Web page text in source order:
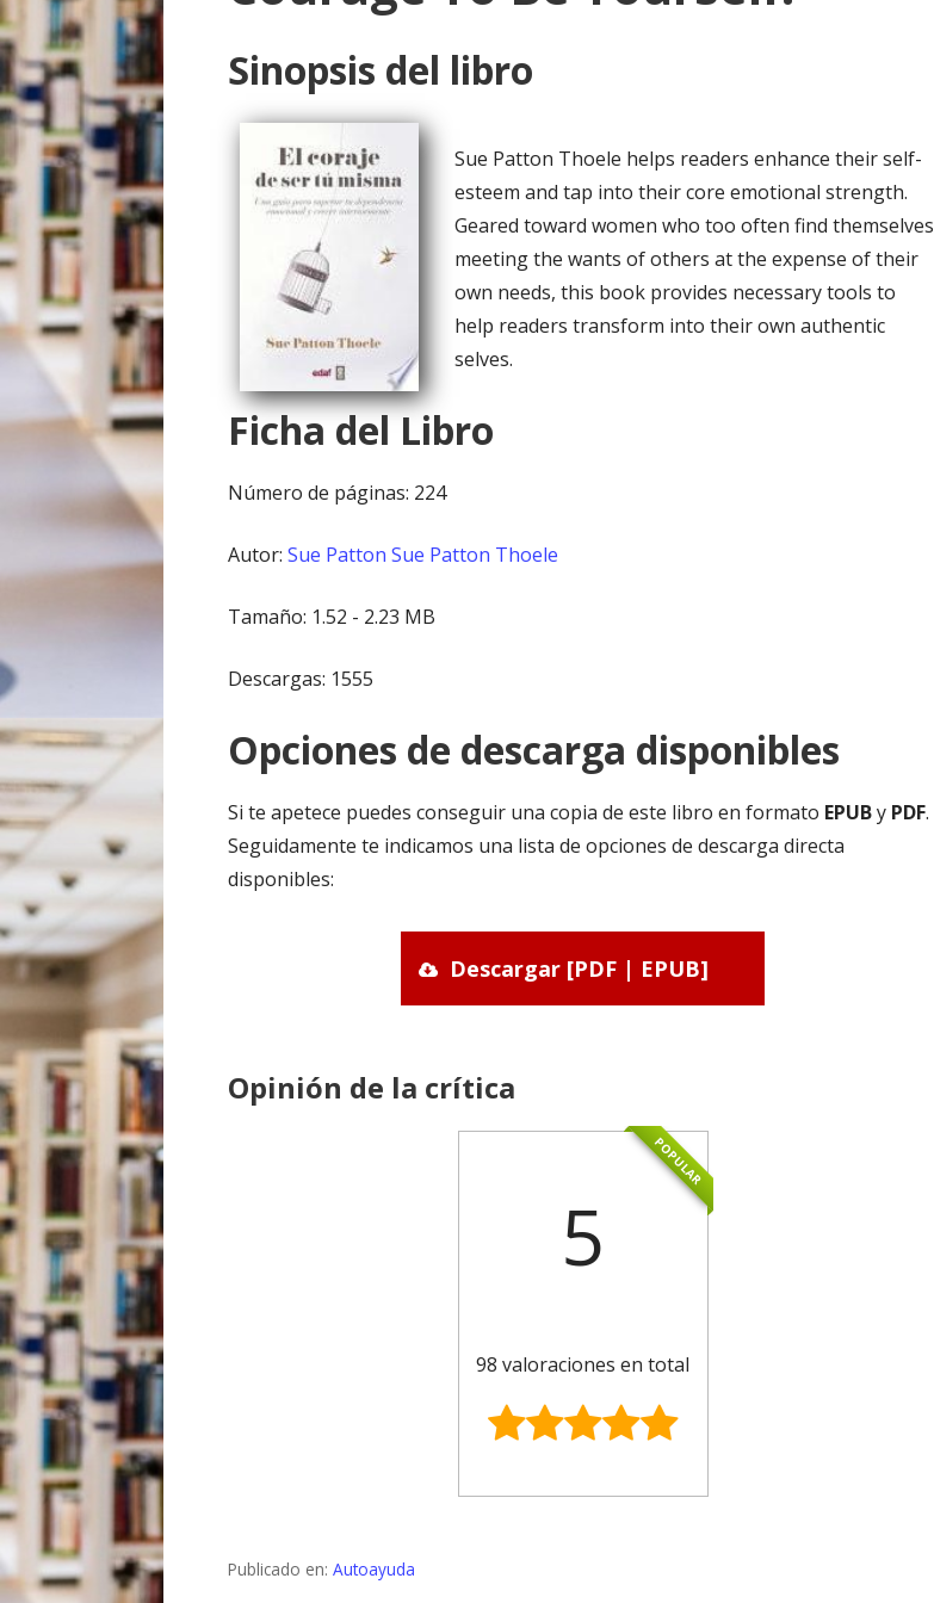
o
Sinopsis del libro
Sue Patton Thoele helps readers enhance their self-
esteem and tap into their core emotional strength.
Geared toward women who too often find themselves
meeting the wants of others at the expense of their
own needs, this book provides necessary tools to
help readers transform into their own authentic
selves.
Ficha del Libro
Número de páginas: 224
Autor:Sue Patton Sue Patton Thoele
Tamaño: 1.52 - 2.23 MB
Descargas: 1555
Opciones de descarga disponibles
Si te apetece puedes conseguir una copia de este libro en formato EPUBy PDF.
Seguidamente te indicamos una lista de opciones de descarga directa
disponibles:
Descargar [PDF | EPUB]
Opinión de la crítica
POPULAR
5
98 valoraciones en total
Publicado en:Autoayuda